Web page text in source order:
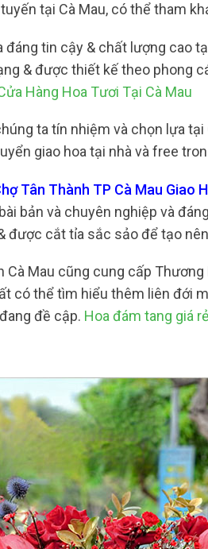
tại Cà Mau, có thể tham
tin cậy & chất lượng cao
& được thiết kế theo phong
Hàng Hoa Tươi Tại Cà Mau
ta tín nhiệm và chọn lựa tại
giao hoa tại nhà và free
Tân Thành TP Cà Mau Giao
bản và chuyên nghiệp và
được cắt tỉa sắc sảo để tạo
Cà Mau cũng cung cấp
có thể tìm hiểu thêm liên đới
đề cập. Hoa đám tang giá